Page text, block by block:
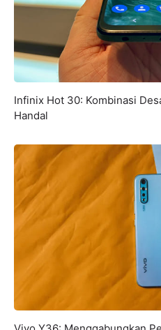
Infinix Hot 30: Kombinasi
Handal